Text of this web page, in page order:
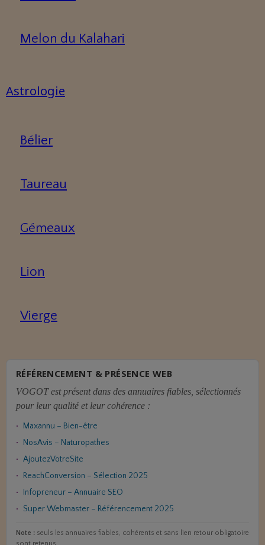
Melon du Kalahari
Astrologie
Bélier
Taureau
Gémeaux
Lion
Vierge
RÉFÉRENCEMENT & PRÉSENCE WEB
VOGOT est présent dans des annuaires fiables, sélectionnés
pour leur qualité et leur cohérence :
Maxannu – Bien-être
NosAvis – Naturopathes
AjoutezVotreSite
ReachConversion – Sélection 2025
Infopreneur – Annuaire SEO
Super Webmaster – Référencement 2025
Note : seuls les annuaires fiables, cohérents et sans lien retour obligatoire